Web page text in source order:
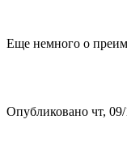
Еще немного о
Опубликовано чт,